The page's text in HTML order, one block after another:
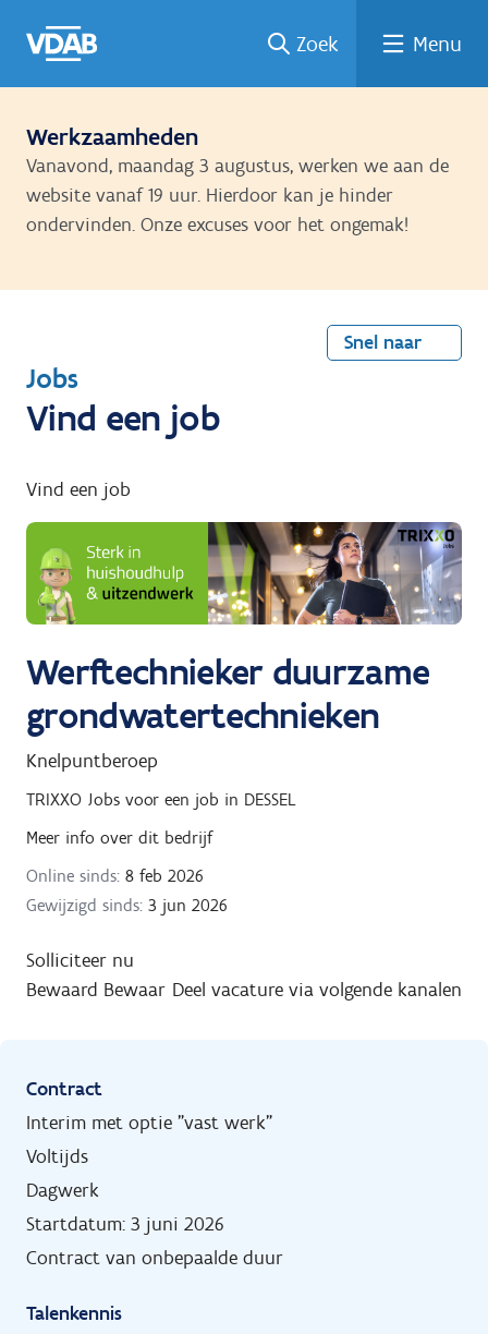
naar
d
een
een
job
mij?
naar
Zoek Menu
Werkzaamheden
Vanavond, maandag 3 augustus, werken we aan de
website vanaf 19 uur. Hierdoor kan je hinder
ondervinden. Onze excuses voor het ongemak!
Snel naar
T
e
u
g
a
a
r
Jobs
Vind een job
Vind een job
Werftechnieker duurzame
grondwatertechnieken
Knelpuntberoep
TRIXXO Jobs voor een job in DESSEL
Meer info over dit bedrijf
Online sinds: 8 feb 2026
Gewijzigd sinds: 3 jun 2026
Solliciteer nu
Bewaard Bewaar Deel vacature via volgende kanalen
Contract
Interim met optie "vast werk"
Voltijds
Dagwerk
Startdatum: 3 juni 2026
Contract van onbepaalde duur
Talenkennis